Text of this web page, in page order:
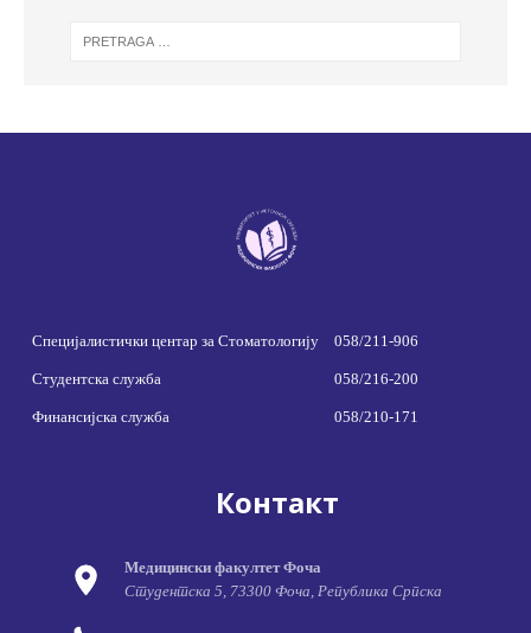
Специјалистички центар за Стоматологију 058/211-906
Студентска служба 058/216-200
Финансијска служба 058/210-171
Контакт
Медицински факултет Фоча
Студентска 5, 73300 Фоча, Република Српска